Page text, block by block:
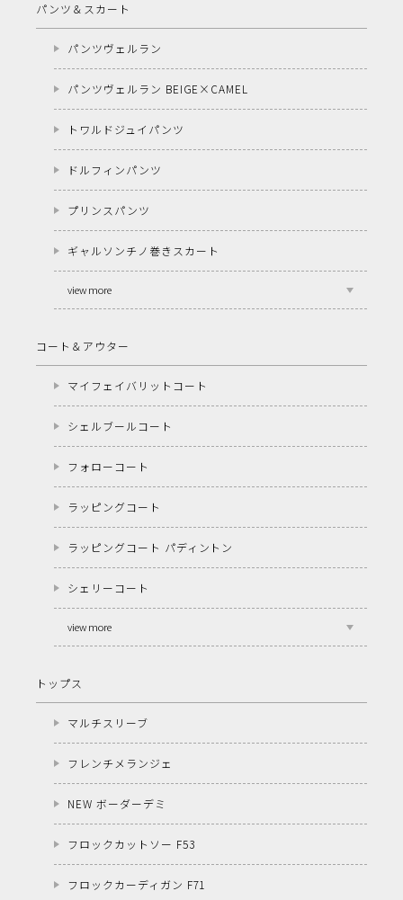
パンツ＆スカート
パンツヴェルラン
パンツヴェルラン BEIGE×CAMEL
トワルドジュイパンツ
ドルフィンパンツ
プリンスパンツ
ギャルソンチノ巻きスカート
view more
コート＆アウター
マイフェイバリットコート
シェルブールコート
フォローコート
ラッピングコート
ラッピングコート パディントン
シェリーコート
view more
トップス
マルチスリーブ
フレンチメランジェ
NEW ボーダーデミ
フロックカットソー F53
フロックカーディガン F71